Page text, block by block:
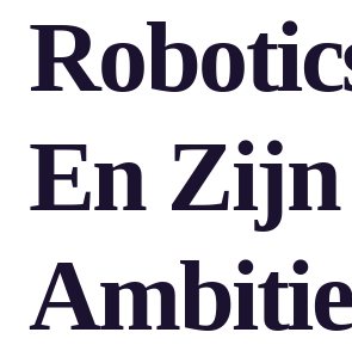
En Zijn